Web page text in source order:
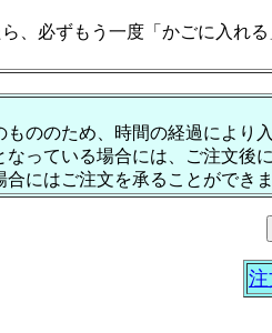
ら、必ずもう一度「かごに入れ
もののため、時間の経過により
なっている場合には、ご注文後
合にはご注文を承ることができ